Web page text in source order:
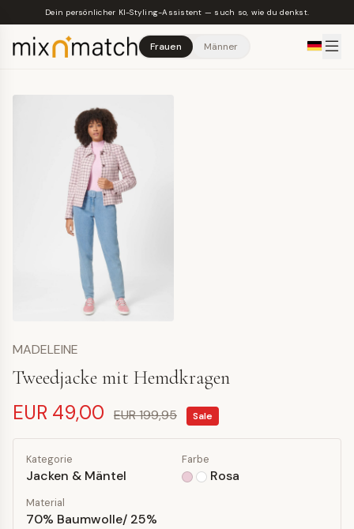
Skip to main content
Dein persönlicher KI-Styling-Assistent — such so, wie du denkst.
Frauen Männer
MADELEINE
Tweedjacke mit Hemdkragen
EUR 49,00 EUR 199,95 Sale
Kategorie
Jacken & Mäntel
Farbe
Rosa
Material
70% Baumwolle/ 25%